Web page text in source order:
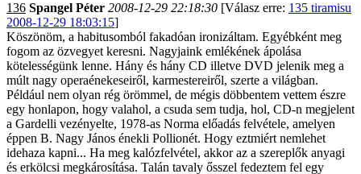
136 Spangel Péter 2008-12-29 22:18:30 [Válasz erre: 135 tiramisu
2008-12-29 18:03:15]
Köszönöm, a habitusomból fakadóan ironizáltam. Egyébként meg
fogom az özvegyet keresni. Nagyjaink emlékének ápolása
kötelességünk lenne. Hány és hány CD illetve DVD jelenik meg a
múlt nagy operaénekeseiről, karmestereiről, szerte a világban.
Például nem olyan rég örömmel, de mégis döbbentem vettem észre
egy honlapon, hogy valahol, a csuda sem tudja, hol, CD-n megjelent
a Gardelli vezényelte, 1978-as Norma előadás felvétele, amelyen
éppen B. Nagy János énekli Pollionét. Hogy eztmiért nemlehet
idehaza kapni... Ha meg kalózfelvétel, akkor az a szereplők anyagi
és erkölcsi megkárosítása. Talán tavaly ősszel fedeztem fel egy